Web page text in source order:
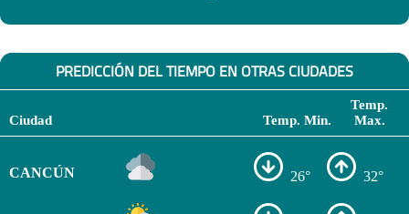
PREDICCIÓN DEL TIEMPO EN OTRAS CIUDADES
Ciudad Temp. Min.
Temp.
Max.
CANCÚN 26° 32°